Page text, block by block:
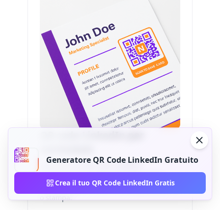
Posiziona un QR code LinkedIn
recruiter aprono il profilo completo da PDF
o stampa.
Generatore QR Code LinkedIn Gratuito
Crea il tuo QR Code LinkedIn Gratis